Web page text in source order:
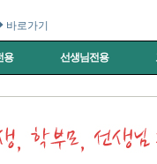
로가기
용 선생님전용